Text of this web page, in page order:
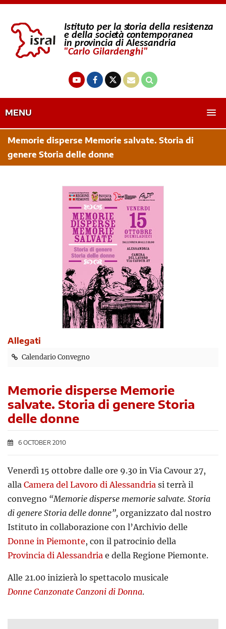
MENU
Memorie disperse Memorie salvate. Storia di
genere Storia delle donne
Allegati
Calendario Convegno
Memorie disperse Memorie
salvate. Storia di genere Storia
delle donne
6 OCTOBER 2010
Venerdì 15 ottobre dalle ore 9.30 in Via Cavour 27,
alla Camera del Lavoro di Alessandria si terrà il
convegno “Memorie disperse memorie salvate. Storia
di genere Storia delle donne”, organizzato dal nostro
Istituto in collaborazione con l’Archivio delle
Donne in Piemonte, con il patrocinio della
Provincia di Alessandria e della Regione Piemonte.
Alle 21.00 inizierà lo spettacolo musicale
Donne Canzonate Canzoni di Donna.